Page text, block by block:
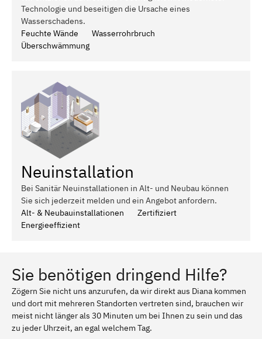
Technologie und beseitigen die Ursache eines
Wasserschadens.
Feuchte Wände
Wasserrohrbruch
Überschwämmung
Neuinstallation
Bei Sanitär Neuinstallationen in Alt- und Neubau können
Sie sich jederzeit melden und ein Angebot anfordern.
Alt- & Neubauinstallationen
Zertifiziert
Energieeffizient
Sie benötigen dringend Hilfe?
Zögern Sie nicht uns anzurufen, da wir direkt aus Diana kommen
und dort mit mehreren Standorten vertreten sind, brauchen wir
meist nicht länger als 30 Minuten um bei Ihnen zu sein und das
zu jeder Uhrzeit, an egal welchem Tag.